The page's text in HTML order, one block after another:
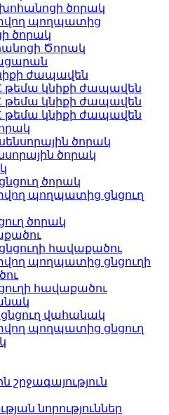
ծորակ
պողպատից
ծորակ
Ծորակ
ժապավեն
թեմա կնիքի ժապավեն
թեմա կնիքի ժապավեն
թեմա կնիքի ժապավեն
ծորակ
ծորակ
ծորակ
պողպատից ցնցուղ
ծորակ
հավաքածու
պողպատից ցնցուղի
հավաքածու
վահանակ
պողպատից ցնցուղ
շրջագայություն
նորություններ